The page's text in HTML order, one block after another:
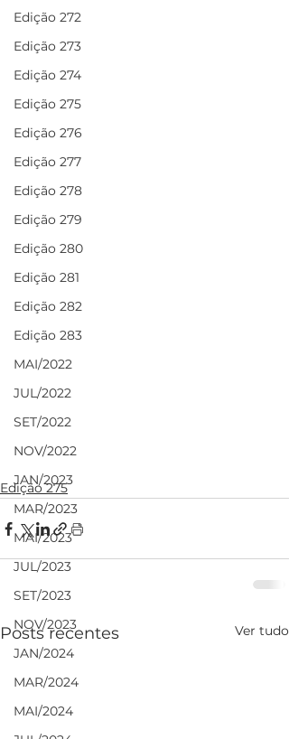
Edição 272
Edição 273
Edição 274
Edição 275
Edição 276
Edição 277
Edição 278
Edição 279
Edição 280
Edição 281
Edição 282
Edição 283
MAI/2022
JUL/2022
SET/2022
NOV/2022
JAN/2023
MAR/2023
MAI/2023
JUL/2023
SET/2023
NOV/2023
JAN/2024
MAR/2024
MAI/2024
Edição 275
Posts recentes Ver tudo